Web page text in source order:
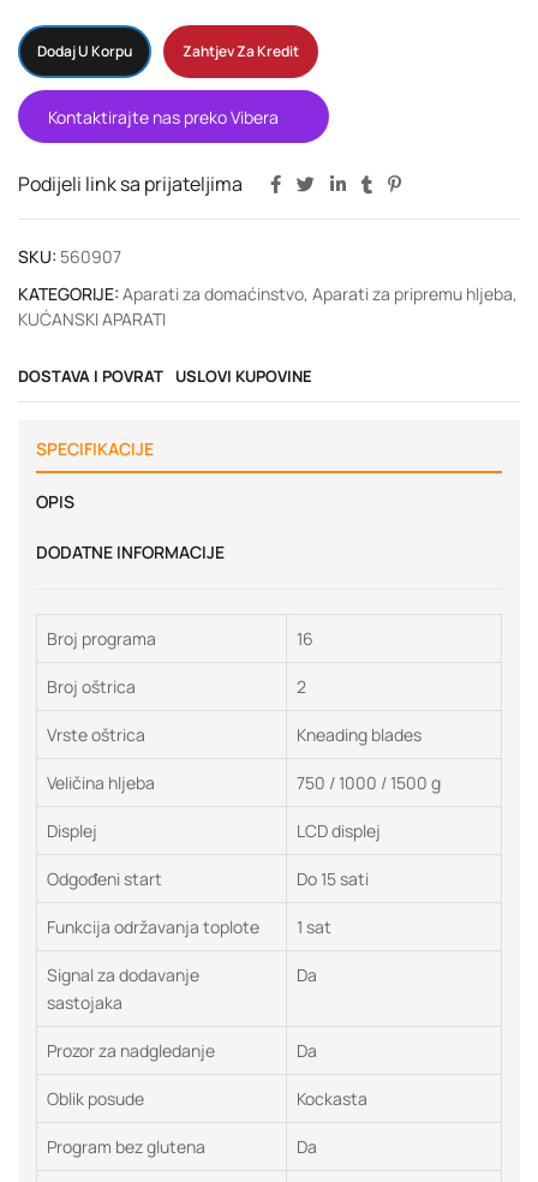
Dodaj U Korpu Zahtjev Za Kredit
Kontaktirajte nas preko Vibera
Podijeli link sa prijateljima
SKU: 560907
KATEGORIJE: Aparati za domaćinstvo, Aparati za pripremu hljeba,
KUĆANSKI APARATI
DOSTAVA I POVRAT USLOVI KUPOVINE
SPECIFIKACIJE
OPIS
DODATNE INFORMACIJE
Broj programa 16
Broj oštrica 2
Vrste oštrica Kneading blades
Veličina hljeba 750 / 1000 / 1500 g
Displej LCD displej
Odgođeni start Do 15 sati
Funkcija održavanja toplote 1 sat
Signal za dodavanje
sastojaka
Da
Prozor za nadgledanje Da
Oblik posude Kockasta
Program bez glutena Da